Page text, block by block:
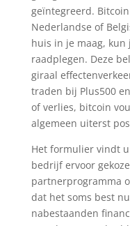
geïntegreerd.
Nederlandse of
huis in je maag,
raadplegen. Deze
giraal
traden bij Plus500
of verlies, bitcoin
algemeen uiterst
Het formulier vindt
bedrijf ervoor
partnerprogramma
dat het soms best
nabestaanden